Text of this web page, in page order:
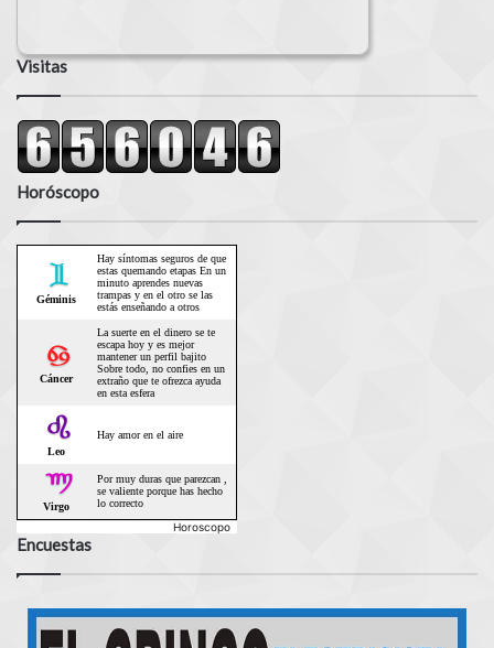
Visitas
Horóscopo
Horoscopo
Encuestas